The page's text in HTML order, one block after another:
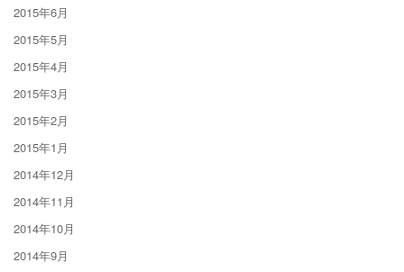
2015年6月
2015年5月
2015年4月
2015年3月
2015年2月
2015年1月
2014年12月
2014年11月
2014年10月
2014年9月